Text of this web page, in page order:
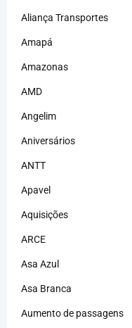
Aliança Transportes
Amapá
Amazonas
AMD
Angelim
Aniversários
ANTT
Apavel
Aquisições
ARCE
Asa Azul
Asa Branca
Aumento de passagens